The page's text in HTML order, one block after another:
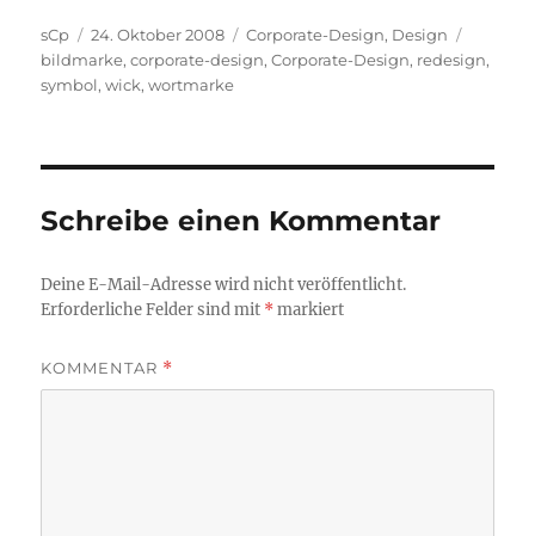
Autor
sCp
Veröffentlicht
am
24. Oktober 2008 Kategorien
Corporate-Design, Design
bildmarke,corporate-design,Corporate-Design, redesign,
symbol,wick,wortmarke
Schreibe einen Kommentar
Deine E-Mail-Adresse wird nicht veröffentlicht.
Erforderliche Felder sind mit *markiert
KOMMENTAR *